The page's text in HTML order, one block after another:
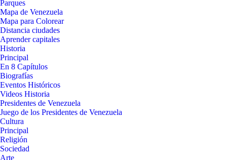
Parques
Mapa de Venezuela
Mapa para Colorear
Distancia ciudades
Aprender capitales
Historia
Principal
En 8 Capítulos
Biografías
Eventos Históricos
Videos Historia
Presidentes de Venezuela
Juego de los Presidentes de Venezuela
Cultura
Principal
Religión
Sociedad
Arte